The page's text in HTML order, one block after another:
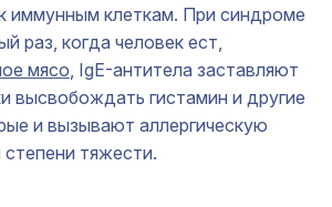
иммунным клеткам. При синдроме
раз, когда человек ест,
мясо, IgE-антитела заставляют
высвобождать гистамин и другие
и вызывают аллергическую
тяжести.